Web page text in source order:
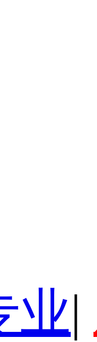
业|